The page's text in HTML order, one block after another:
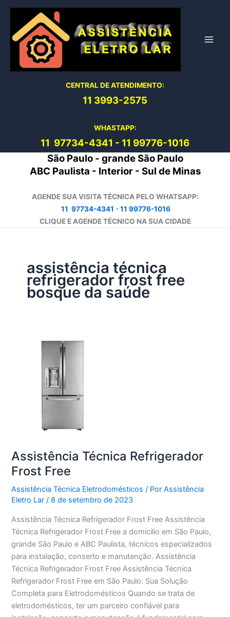
conteúdo
CENTRAL DE ATENDIMENTO:
11 3993-2575
WHASTAPP:
11 97734-4341 - 11 99776-1016
São Paulo - grande São Paulo
ABC Paulista - Interior - Sul de Minas
AGENDE SUA VISITA TÉCNICA PELO WHATSAPP:
11 97734-4341 -11 99776-1016
CLIQUE E AGENDE TÉCNICO NA SUA CIDADE
assistência técnica
refrigerador frost free
bosque da saúde
Assistência Técnica Refrigerador
Frost Free
Assistência Técnica Eletrodomésticos / PorAssistência
Eletro Lar/ 8 de setembro de 2023
Assistência Técnica Refrigerador Frost Free Assistência
Técnica Refrigerador Frost Free a domicílio em São Paulo,
grande São Paulo e ABC Paulista, técnicos especializados
para instalação, conserto e manutenção. Assistência
Técnica Refrigerador Frost Free Assistência Técnica
Refrigerador Frost Free em São Paulo: Sua Solução
Completa para Eletrodomésticos Quando se trata de
eletrodomésticos, ter um parceiro confiável para